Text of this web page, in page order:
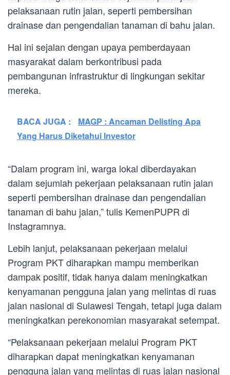
pelaksanaan rutin jalan, seperti pembersihan
drainase dan pengendalian tanaman di bahu jalan.
Hal ini sejalan dengan upaya pemberdayaan
masyarakat dalam berkontribusi pada
pembangunan infrastruktur di lingkungan sekitar
mereka.
BACA JUGA :
MAGP : Ancaman Delisting Apa
Yang Harus Diketahui Investor
“Dalam program ini, warga lokal diberdayakan
dalam sejumlah pekerjaan pelaksanaan rutin jalan
seperti pembersihan drainase dan pengendalian
tanaman di bahu jalan,” tulis KemenPUPR di
Instagramnya.
Lebih lanjut, pelaksanaan pekerjaan melalui
Program PKT diharapkan mampu memberikan
dampak positif, tidak hanya dalam meningkatkan
kenyamanan pengguna jalan yang melintas di ruas
jalan nasional di Sulawesi Tengah, tetapi juga dalam
meningkatkan perekonomian masyarakat setempat.
“Pelaksanaan pekerjaan melalui Program PKT
diharapkan dapat meningkatkan kenyamanan
pengguna jalan yang melintas di ruas jalan nasional